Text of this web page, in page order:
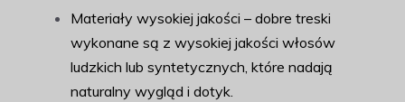
Materiały wysokiej jakości – dobre treski
wykonane są z wysokiej jakości włosów
ludzkich lub syntetycznych, które nadają
naturalny wygląd i dotyk.